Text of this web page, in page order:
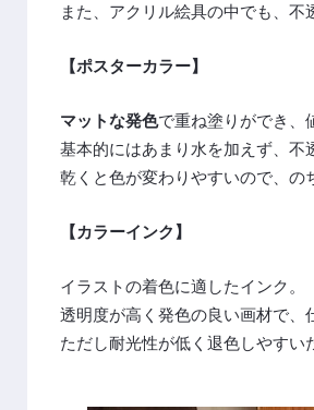
また、アクリル絵具の中でも、不
【ポスターカラー】
マットな発色で重ね塗りができ、
基本的にはあまり水を加えず、不
乾くと色が変わりやすいので、の
【カラーインク】
イラストの着色に適したインク。
透明度が高く発色の良い画材で、
ただし耐光性が低く退色しやすい